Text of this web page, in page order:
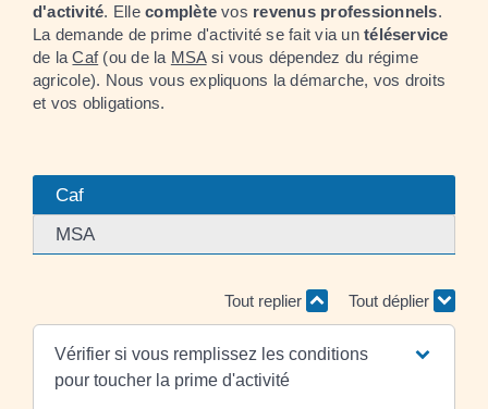
d'activité. Ellecomplète vos revenus professionnels.
La demande de prime d'activité se fait via untéléservice
de laCaf(ou de la MSAsi vous dépendez du régime
agricole). Nous vous expliquons la démarche, vos droits
et vos obligations.
Caf
MSA
Tout replier Tout déplier
Vérifier si vous remplissez les conditions
pour toucher la prime d'activité